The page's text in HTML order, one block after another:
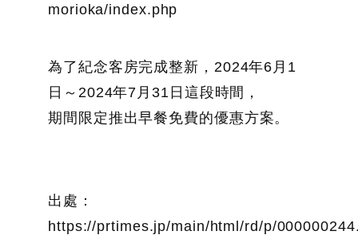
morioka/index.php
為了紀念客房完成整新，2024年6月1
日～2024年7月31日這段時間，
期間限定推出早餐免費的優惠方案。
出處：
https://prtimes.jp/main/html/rd/p/